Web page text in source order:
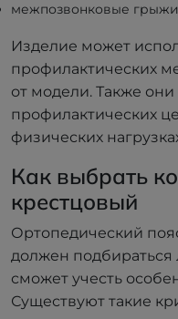
межпозвонковые
Изделие может
профилактических
от модели. Также они
профилактических
физических
Как выбрать
крестцовый
Ортопедический
должен
сможет учесть
Существуют такие